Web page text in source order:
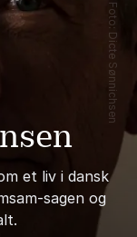
et liv i dansk
sagen og
Foto: Dicte Sønnichsen